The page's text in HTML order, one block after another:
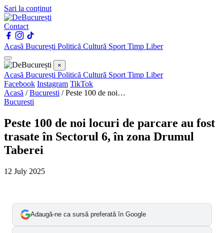
Sari la conținut
Contact
Acasă București Politică Cultură Sport Timp Liber
×
Acasă București Politică Cultură Sport Timp Liber
Facebook Instagram TikTok
Acasă /Bucuresti /Peste 100 de noi…
Bucuresti
Peste 100 de noi locuri de parcare au fost
trasate în Sectorul 6, în zona Drumul
Taberei
12 July 2025
Adaugă-ne ca sursă preferată în Google